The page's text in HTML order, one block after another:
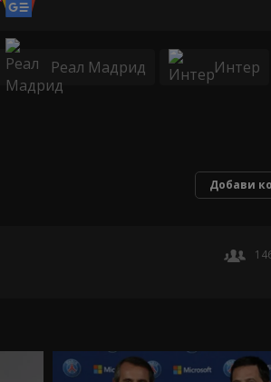
Реал Мадрид Интер
Добави